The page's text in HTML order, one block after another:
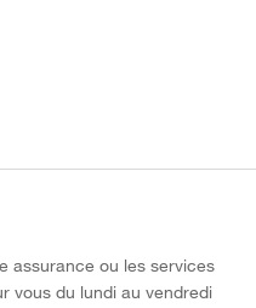
assurance ou les services
vous du lundi au vendredi